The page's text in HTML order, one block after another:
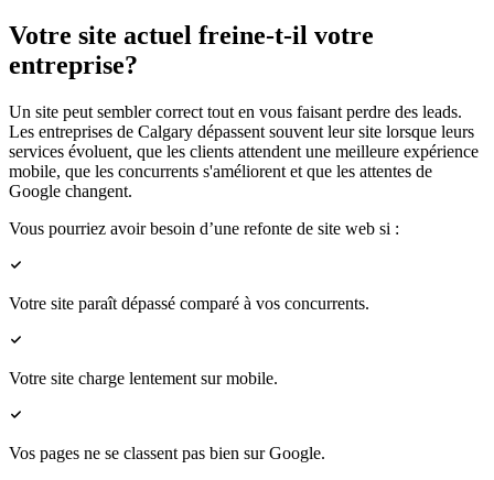
Votre site actuel freine-t-il votre
entreprise?
Un site peut sembler correct tout en vous faisant perdre des leads.
Les entreprises de Calgary dépassent souvent leur site lorsque leurs
services évoluent, que les clients attendent une meilleure expérience
mobile, que les concurrents s'améliorent et que les attentes de
Google changent.
Vous pourriez avoir besoin d’une refonte de site web si :
Votre site paraît dépassé comparé à vos concurrents.
Votre site charge lentement sur mobile.
Vos pages ne se classent pas bien sur Google.